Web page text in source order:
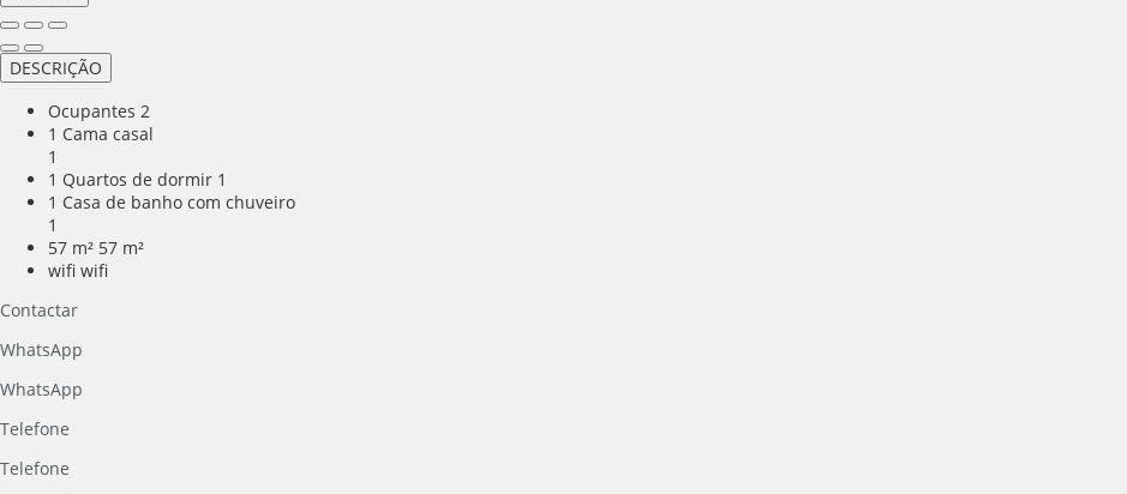
DESCRIÇÃO
Ocupantes 2
1 Cama casal
1
1 Quartos de dormir 1
1 Casa de banho com chuveiro
1
57 m² 57 m²
wifi wifi
Contactar
WhatsApp
WhatsApp
Telefone
Telefone